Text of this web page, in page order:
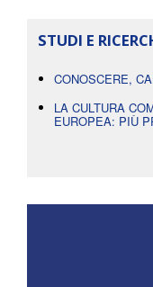
STUDI E
CONOSCERE,
LA CULTURA
EUROPEA: PIÙ